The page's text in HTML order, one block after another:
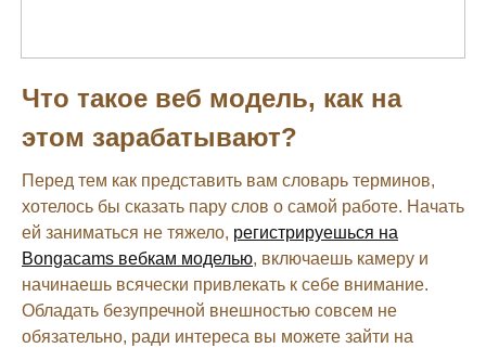
Что такое веб модель, как на
этом зарабатывают?
Перед тем как представить вам словарь терминов,
хотелось бы сказать пару слов о самой работе. Начать
ей заниматься не тяжело, регистрируешься на
Bongacams вебкам моделью, включаешь камеру и
начинаешь всячески привлекать к себе внимание.
Обладать безупречной внешностью совсем не
обязательно, ради интереса вы можете зайти на